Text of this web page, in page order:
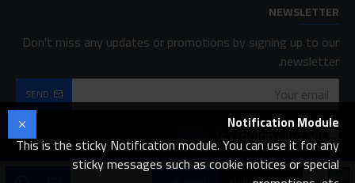
NEWSLETTER
Don't miss any updates or promotions by signing up to our
newsletter.
SEND
لقد قرأت ووافقت على FAQ
Notification Module
This is the sticky Notification module. You can use it for any
sticky messages such as cookie notices or special